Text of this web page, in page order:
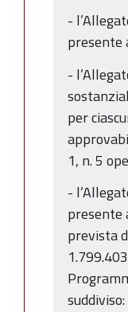
-
presente
-
per
1, n. 5
-
presente
prevista
suddiviso: